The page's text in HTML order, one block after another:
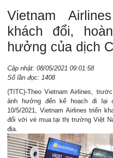
Vietnam
khách đổi,
hưởng của dịch
Cập nhật: 08/05/2021 09:01:58
Số lần đọc: 1408
(TITC)-Theo Vietnam Airlines,
ảnh hưởng đến kế hoạch đi lại
10/5/2021, Vietnam Airlines triển
đối với vé mua tại thị trường Việt
địa.